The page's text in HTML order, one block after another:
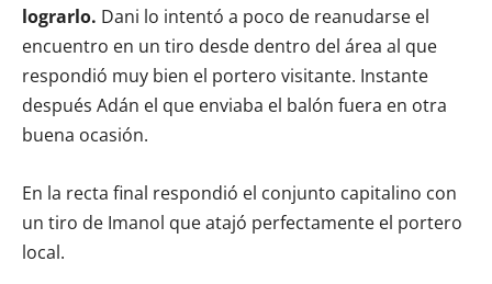
lograrlo. Dani lo intentó a poco de reanudarse el
encuentro en un tiro desde dentro del área al que
respondió muy bien el portero visitante. Instante
después Adán el que enviaba el balón fuera en otra
buena ocasión.
En la recta final respondió el conjunto capitalino con
un tiro de Imanol que atajó perfectamente el portero
local.